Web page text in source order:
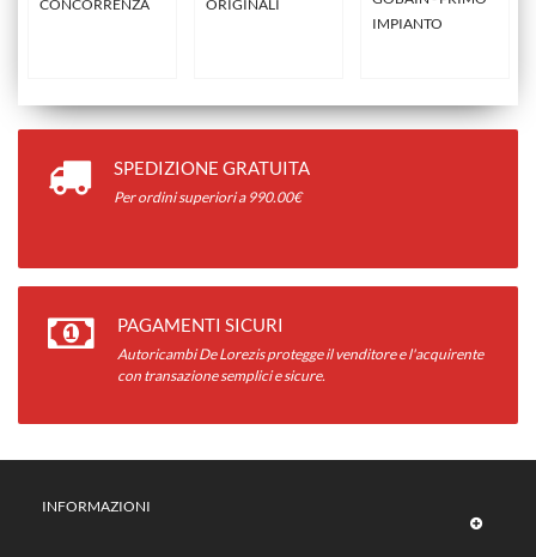
SPEDIZIONE GRATUITA
Per ordini superiori a 990.00€
PAGAMENTI SICURI
Autoricambi De Lorezis protegge il venditore e l'acquirente
con transazione semplici e sicure.
INFORMAZIONI